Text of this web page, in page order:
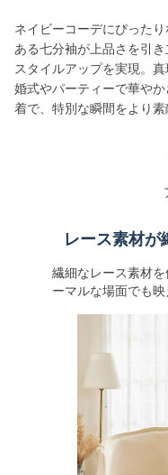
ネイビーコーデにぴった
ある七分袖が上品さを引
スタイルアップを実現。
婚式やパーティーで華や
着で、特別な瞬間をより素
レース素材が
繊細なレース素材
ーマルな場面でも映